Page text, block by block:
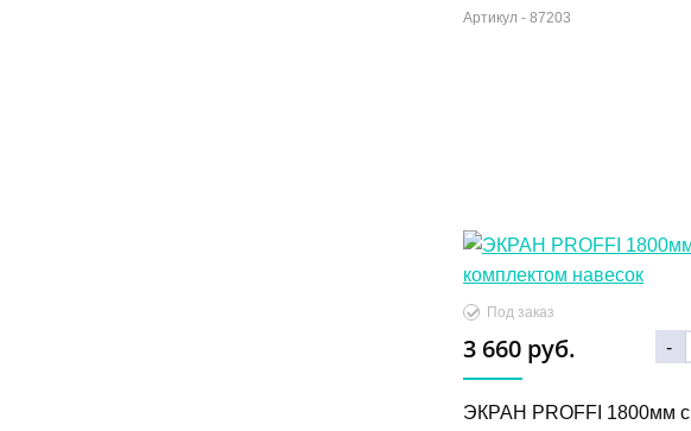
Артикул - 87203
Под заказ
3 660 руб. -
ЭКРАН PROFFI 1800мм с